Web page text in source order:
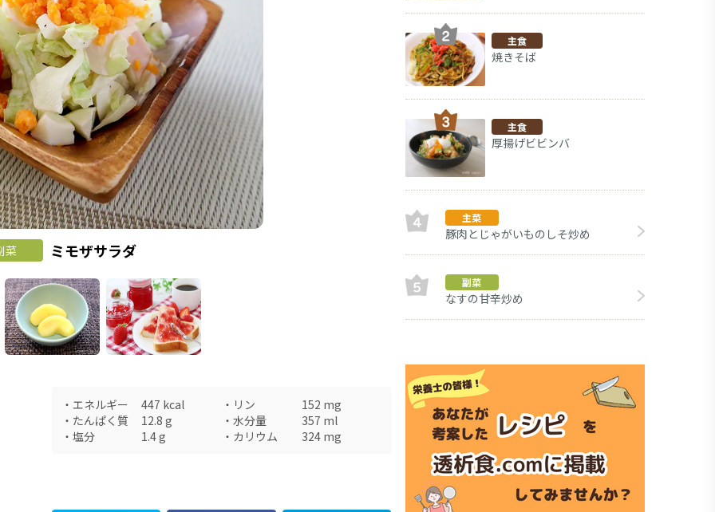
菜 ミモザサラダ
・ エネルギー 447 kcal ・ リン 152 mg
・ たんぱく質 12.8 g ・ 水分量 357 ml
・ 塩分 1.4g ・ カリウム 324 mg
主食
焼きそば
主食
厚揚げビビンバ
主菜
豚肉とじゃがいものしそ炒め
副菜
なすの甘辛炒め